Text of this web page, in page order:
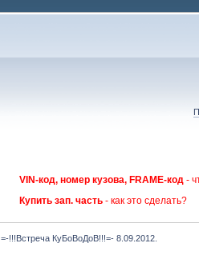
VIN-код, номер кузова, FRAME-код -
Купить зап. часть - как это сделать?
=-!!!Встреча КуБоВоДоВ!!!=- 8.09.2012.